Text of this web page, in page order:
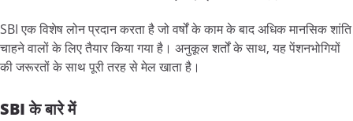
SBI एक विशेष लोन प्रदान करता है जो वर्षों के काम के बाद अधिक मानसिक शांति
चाहने वालों के लिए तैयार किया गया है। अनुकूल शर्तों के साथ, यह पेंशनभोगियों
की जरूरतों के साथ पूरी तरह से मेल खाता है।
SBI के बारे में